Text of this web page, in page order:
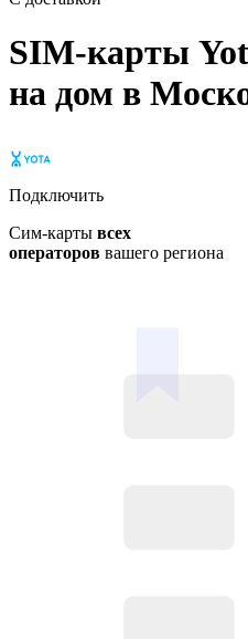
SIM-карты
на дом в
Подключить
Сим-карты всех
операторов вашего региона